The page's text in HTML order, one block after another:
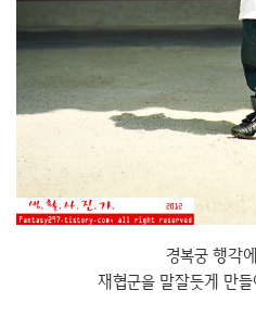
경복궁 행각
재협군을 말잘듯게 만